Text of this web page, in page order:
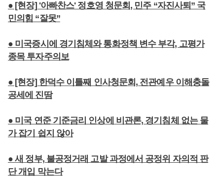
● [현장] '아빠찬스' 정호영 청문회, 민주 “자진사퇴” 국
민의힘 “잘못”
● 미국증시에 경기침체와 통화정책 변수 부각, 고평가
종목 투자주의보
● [현장] 한덕수 이틀째 인사청문회, 전관예우 이해충돌
공세에 진땀
● 미국 연준 기준금리 인상에 비관론, 경기침체 없는 물
가 잡기 쉽지 않아
● 새 정부, 불공정거래 고발 과정에서 공정위 자의적 판
단 개입 막는다